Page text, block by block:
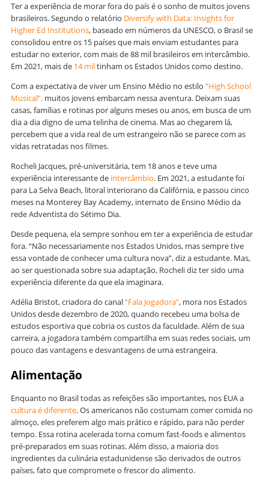
Ter a experiência de morar fora do país é o sonho de muitos jovens
brasileiros. Segundo o relatório Diversify with Data: Insights for
Higher Ed Institutions, baseado em números da UNESCO, o Brasil se
consolidou entre os 15 países que mais enviam estudantes para
estudar no exterior, com mais de 88 mil brasileiros em intercâmbio.
Em 2021, mais de 14 miltinham os Estados Unidos como destino.
Com a expectativa de viver um Ensino Médio no estilo “High School
Musical”, muitos jovens embarcam nessa aventura. Deixam suas
casas, famílias e rotinas por alguns meses ou anos, em busca de um
dia a dia digno de uma telinha de cinema. Mas ao chegarem lá,
percebem que a vida real de um estrangeiro não se parece com as
vidas retratadas nos filmes.
Rocheli Jacques, pré-universitária, tem 18 anos e teve uma
experiência interessante de intercâmbio. Em 2021, a estudante foi
para La Selva Beach, litoral interiorano da Califórnia, e passou cinco
meses na Monterey Bay Academy, internato de Ensino Médio da
rede Adventista do Sétimo Dia.
Desde pequena, ela sempre sonhou em ter a experiência de estudar
fora. “Não necessariamente nos Estados Unidos, mas sempre tive
essa vontade de conhecer uma cultura nova”, diz a estudante. Mas,
ao ser questionada sobre sua adaptação, Rocheli diz ter sido uma
experiência diferente da que ela imaginara.
Adélia Bristot, criadora do canal“Fala Jogadora”, mora nos Estados
Unidos desde dezembro de 2020, quando recebeu uma bolsa de
estudos esportiva que cobria os custos da faculdade. Além de sua
carreira, a jogadora também compartilha em suas redes sociais, um
pouco das vantagens e desvantagens de uma estrangeira.
Alimentação
Enquanto no Brasil todas as refeições são importantes, nos EUA a
cultura é diferente. Os americanos não costumam comer comida no
almoço, eles preferem algo mais prático e rápido, para não perder
tempo. Essa rotina acelerada torna comum fast-foods e alimentos
pré-preparados em suas rotinas. Além disso, a maioria dos
ingredientes da culinária estadunidense são derivados de outros
países, fato que compromete o frescor do alimento.